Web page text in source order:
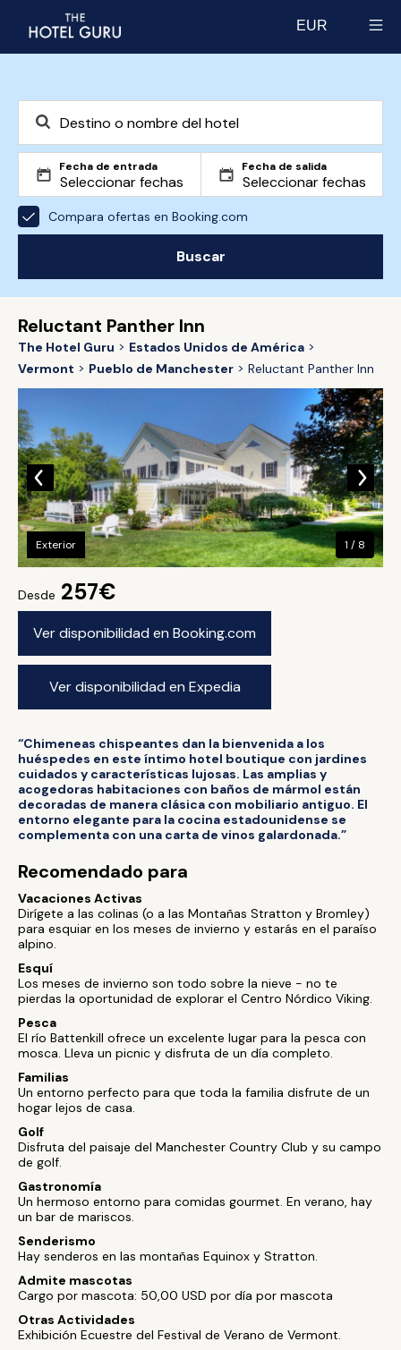
EUR
Fecha de entrada Fecha de salida
Compara ofertas en Booking.com
Buscar
Reluctant Panther Inn
The Hotel Guru
Estados Unidos de América
Vermont
Pueblo de Manchester Reluctant Panther Inn
Desde 257€
Ver disponibilidad en Booking.com
Ver disponibilidad en Expedia
Exterior 1 / 8
“Chimeneas chispeantes dan la bienvenida a los
huéspedes en este íntimo hotel boutique con jardines
cuidados y características lujosas. Las amplias y
acogedoras habitaciones con baños de mármol están
decoradas de manera clásica con mobiliario antiguo. El
entorno elegante para la cocina estadounidense se
complementa con una carta de vinos galardonada.”
Recomendado para
Vacaciones Activas
Dirígete a las colinas (o a las Montañas Stratton y Bromley)
para esquiar en los meses de invierno y estarás en el paraíso
alpino.
Esquí
Los meses de invierno son todo sobre la nieve - no te
pierdas la oportunidad de explorar el Centro Nórdico Viking.
Pesca
El río Battenkill ofrece un excelente lugar para la pesca con
mosca. Lleva un picnic y disfruta de un día completo.
Familias
Un entorno perfecto para que toda la familia disfrute de un
hogar lejos de casa.
Golf
Disfruta del paisaje del Manchester Country Club y su campo
de golf.
Gastronomía
Un hermoso entorno para comidas gourmet. En verano, hay
un bar de mariscos.
Senderismo
Hay senderos en las montañas Equinox y Stratton.
Admite mascotas
Cargo por mascota: 50,00 USD por día por mascota
Otras Actividades
Exhibición Ecuestre del Festival de Verano de Vermont.